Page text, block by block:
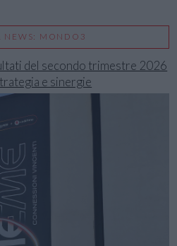
NEWS: MONDO3
del secondo trimestre 2026
e sinergie